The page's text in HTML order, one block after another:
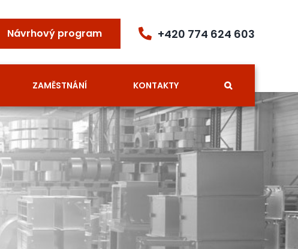
Návrhový program +420 774 624 603
ZAMĚSTNÁNÍ KONTAKTY